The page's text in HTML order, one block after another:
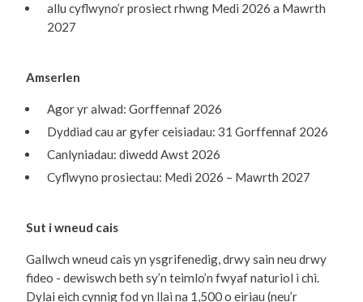
allu cyflwyno’r prosiect rhwng Medi 2026 a Mawrth
2027
Amserlen
Agor yr alwad: Gorffennaf 2026
Dyddiad cau ar gyfer ceisiadau: 31 Gorffennaf 2026
Canlyniadau: diwedd Awst 2026
Cyflwyno prosiectau: Medi 2026 – Mawrth 2027
Sut i wneud cais
Gallwch wneud cais yn ysgrifenedig, drwy sain neu drwy
fideo - dewiswch beth sy’n teimlo’n fwyaf naturiol i chi.
Dylai eich cynnig fod yn llai na 1,500 o eiriau (neu’r